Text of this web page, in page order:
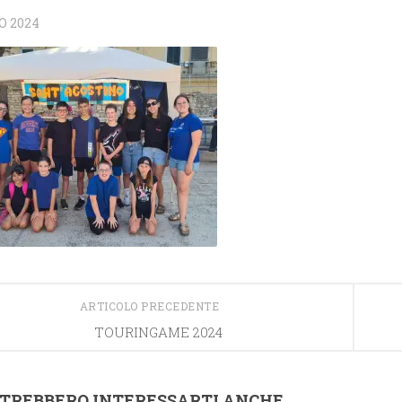
2024
ARTICOLO PRECEDENTE
TOURINGAME 2024